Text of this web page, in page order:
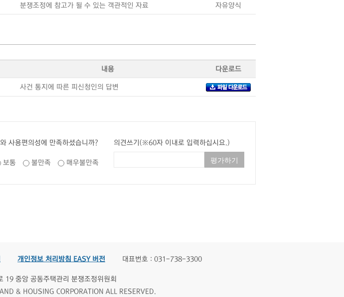
분쟁조정에 참고가 될 수 있는 객관적인 자료 자유양식
내용 다운로드
사건 통지에 따른 피신청인의 답변
사용편의성에 만족하셨습니까?
보통 불만족 매우불만족
의견쓰기(※60자 이내로 입력하십시요.)
개인정보 처리방침 EASY 버전 대표번호 : 031-738-3300
중앙 공동주택관리 분쟁조정위원회
& HOUSING CORPORATION ALL RESERVED.